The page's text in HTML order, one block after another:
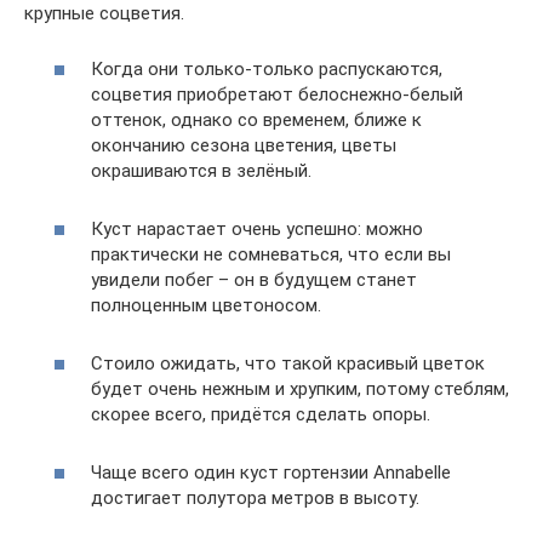
крупные соцветия.
Когда они только-только распускаются,
соцветия приобретают белоснежно-белый
оттенок, однако со временем, ближе к
окончанию сезона цветения, цветы
окрашиваются в зелёный.
Куст нарастает очень успешно: можно
практически не сомневаться, что если вы
увидели побег – он в будущем станет
полноценным цветоносом.
Стоило ожидать, что такой красивый цветок
будет очень нежным и хрупким, потому стеблям,
скорее всего, придётся сделать опоры.
Чаще всего один куст гортензии Annabelle
достигает полутора метров в высоту.